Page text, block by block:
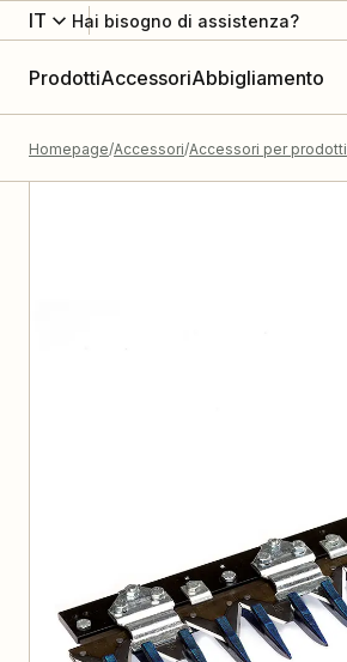
IT Hai bisogno di assistenza?
ProdottiAccessoriAbbigliamento
Homepage Accessori Accessori per prodotti